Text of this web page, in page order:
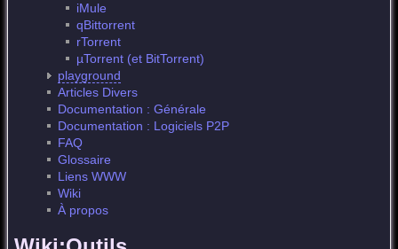
iMule
qBittorrent
rTorrent
µTorrent (et BitTorrent)
playground
Articles Divers
Documentation : Générale
Documentation : Logiciels P2P
FAQ
Glossaire
Liens WWW
Wiki
À propos